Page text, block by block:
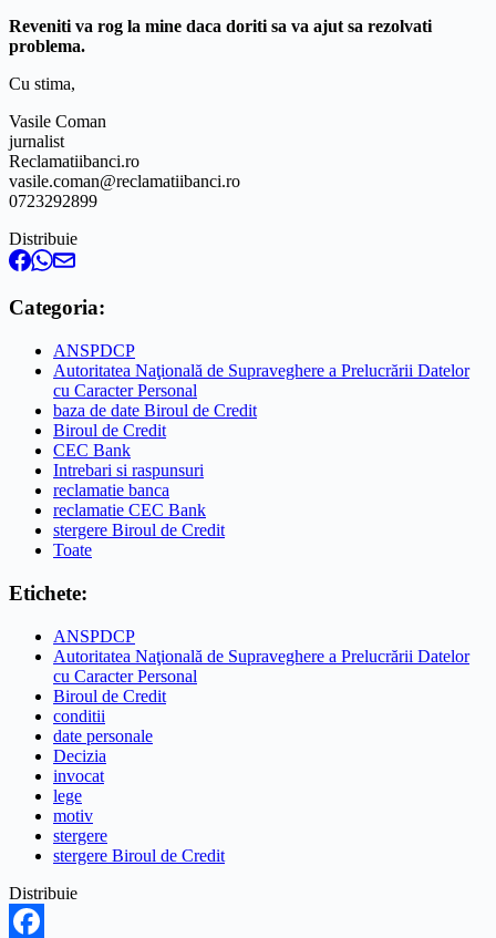
Reveniti va rog la mine daca doriti sa va ajut sa rezolvati
problema.
Cu stima,
Vasile Coman
jurnalist
Reclamatiibanci.ro
vasile.coman@reclamatiibanci.ro
0723292899
Distribuie
Categoria:
ANSPDCP
Autoritatea Naţională de Supraveghere a Prelucrării Datelor
cu Caracter Personal
baza de date Biroul de Credit
Biroul de Credit
CEC Bank
Intrebari si raspunsuri
reclamatie banca
reclamatie CEC Bank
stergere Biroul de Credit
Toate
Etichete:
ANSPDCP
Autoritatea Naţională de Supraveghere a Prelucrării Datelor
cu Caracter Personal
Biroul de Credit
conditii
date personale
Decizia
invocat
lege
motiv
stergere
stergere Biroul de Credit
Distribuie